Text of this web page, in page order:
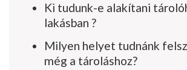
Ki tudunk-e alakítani
lakásban ?
Milyen helyet tudnánk
még a tároláshoz?